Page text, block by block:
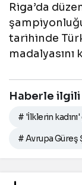
Riga’da
tarihinde
madalyasını
Haberle ilgili
# 'İlklerin
# Avrupa Güreş